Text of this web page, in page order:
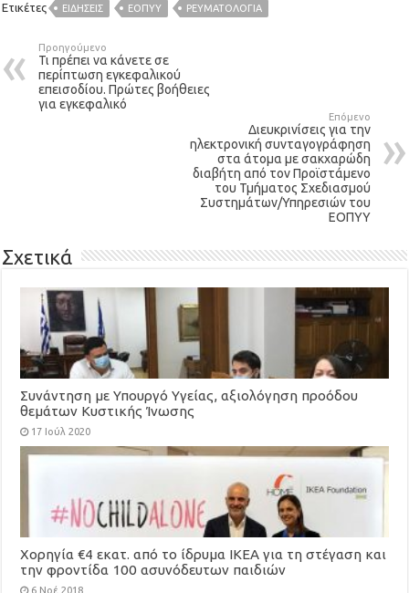
Ετικέτες ΕΙΔΉΣΕΙΣ ΕΟΠΥΥ ΡΕΥΜΑΤΟΛΟΓΊΑ
Προηγούμενο
Τι πρέπει να κάνετε σε
περίπτωση εγκεφαλικού
επεισοδίου. Πρώτες βοήθειες
για εγκεφαλικό
Επόμενο
Διευκρινίσεις για την
ηλεκτρονική συνταγογράφηση
στα άτομα με σακχαρώδη
διαβήτη από τον Προϊστάμενο
του Τμήματος Σχεδιασμού
Συστημάτων/Υπηρεσιών του
ΕΟΠΥΥ
Σχετικά
Συνάντηση με Υπουργό Υγείας, αξιολόγηση προόδου
θεμάτων Κυστικής Ίνωσης
17 Ιούλ 2020
Χορηγία €4 εκατ. από το ίδρυμα ΙΚΕΑ για τη στέγαση και
την φροντίδα 100 ασυνόδευτων παιδιών
6 Νοέ 2018